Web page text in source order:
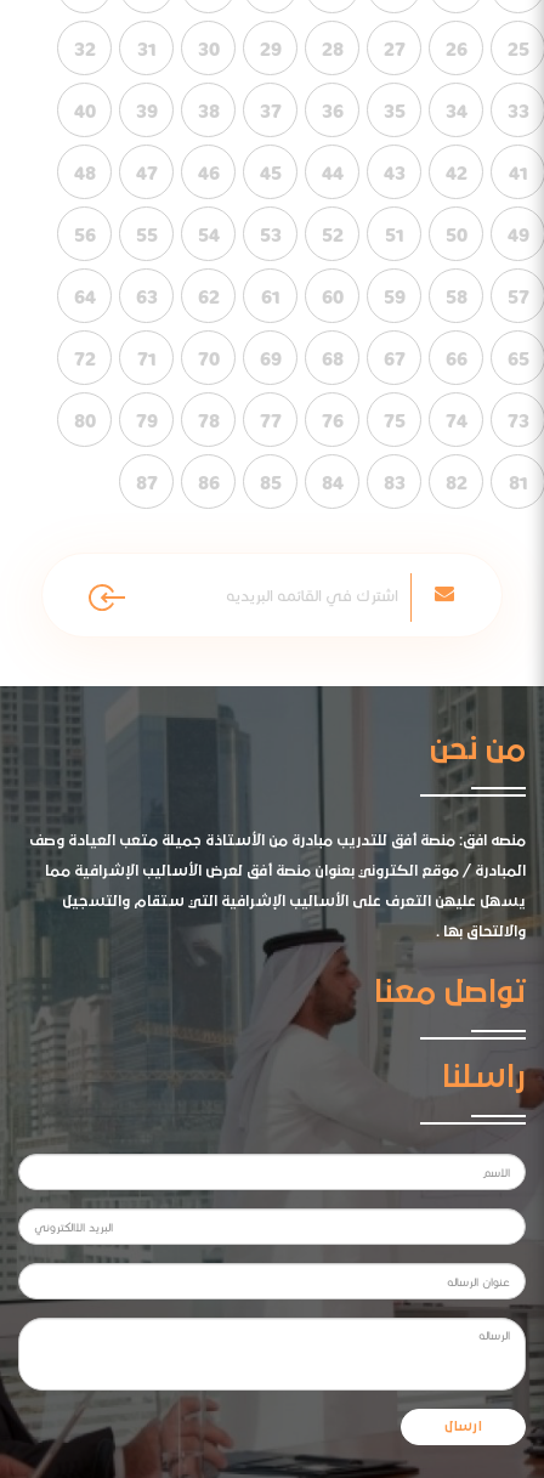
25
26
27
28
29
30
31
32
33
34
35
36
37
38
39
40
41
42
43
44
45
46
47
48
49
50
51
52
53
54
55
56
57
58
59
60
61
62
63
64
65
66
67
68
69
70
71
72
73
74
75
76
77
78
79
80
81
82
83
84
85
86
87
من نحن
منصه افق: منصة أفق للتدريب مبادرة من الأستاذة جميلة متعب العيادة وصف
المبادرة / موقع الكتروني بعنوان منصة أفق لعرض الأساليب الإشرافية مما
يسهل عليهن التعرف على الأساليب الإشرافية التي ستقام والتسجيل
والالتحاق بها .
تواصل معنا
راسلنا
ارسال